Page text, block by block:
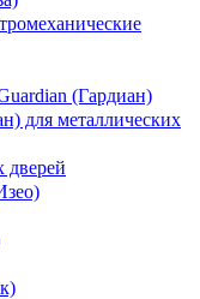
(Гардиан)
для металлических